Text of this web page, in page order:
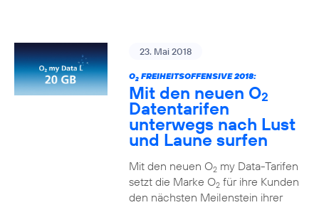
23. Mai 2018
O2FREIHEITSOFFENSIVE 2018:
Mit den neuen O2
Datentarifen
unterwegs nach Lust
und Laune surfen
Mit den neuen O2my Data-Tarifen
setzt die Marke O2für ihre Kunden
den nächsten Meilenstein ihrer